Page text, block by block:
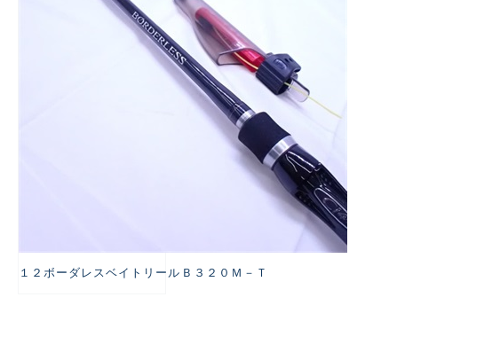
１２ボーダレスベイトリールＢ３２０Ｍ－Ｔ